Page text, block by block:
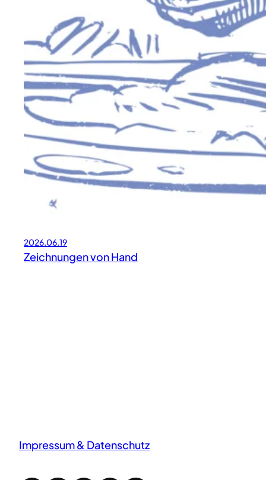
2026.06.19
Zeichnungen von Hand
Impressum & Datenschutz